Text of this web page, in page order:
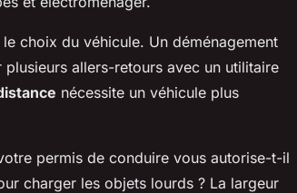
choix du véhicule. Un déménagement
allers-retours avec un utilitaire
nécessite un véhicule plus
permis de conduire vous autorise-t-il
charger les objets lourds ? La largeur